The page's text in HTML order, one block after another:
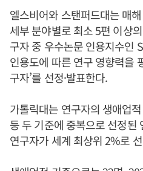
엘스비어와 스탠퍼드대는 매
세부 분야별로 최소 5편 이상
구자 중 우수논문 인용지수인
인용도에 따른 연구 영향력을
구자’를 선정·발표한다.
가톨릭대는 연구자의 생애업
등 두 기준에 중복으로 선정된
연구자가 세계 최상위 2%로